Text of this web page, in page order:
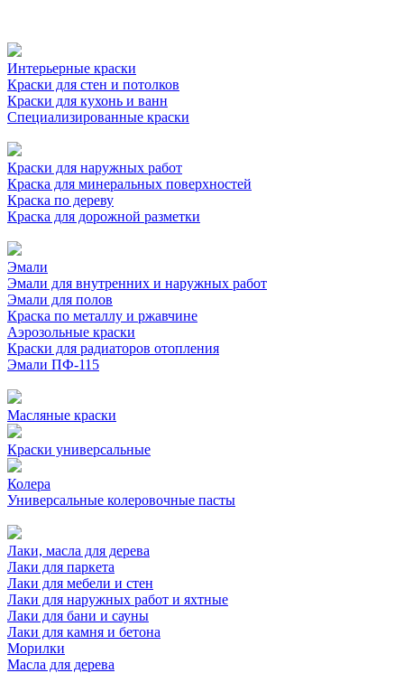
Интерьерные краски
Краски для стен и потолков
Краски для кухонь и ванн
Специализированные краски
Краски для наружных работ
Краска для минеральных поверхностей
Краска по дереву
Краска для дорожной разметки
Эмали
Эмали для внутренних и наружных работ
Эмали для полов
Краска по металлу и ржавчине
Аэрозольные краски
Краски для радиаторов отопления
Эмали ПФ-115
Масляные краски
Краски универсальные
Колера
Универсальные колеровочные пасты
Лаки, масла для дерева
Лаки для паркета
Лаки для мебели и стен
Лаки для наружных работ и яхтные
Лаки для бани и сауны
Лаки для камня и бетона
Морилки
Масла для дерева